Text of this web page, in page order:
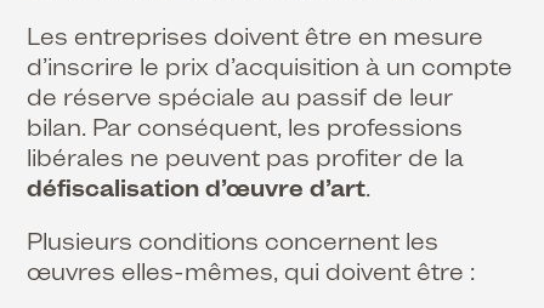
Les entreprises doivent être en mesure
d’inscrire le prix d’acquisition à un compte
de réserve spéciale au passif de leur
bilan. Par conséquent, les professions
libérales ne peuvent pas profiter de la
défiscalisation d’œuvre d’art.
Plusieurs conditions concernent les
œuvres elles-mêmes, qui doivent être :